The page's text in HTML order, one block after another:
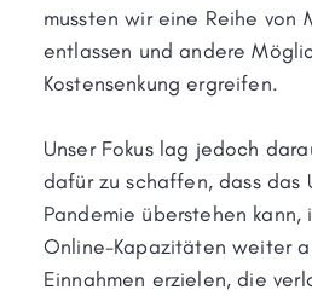
mussten wir eine Reihe von
entlassen und andere
Kostensenkung ergreifen.
Unser Fokus lag jedoch
dafür zu schaffen, dass das
Pandemie überstehen kann,
Online-Kapazitäten weiter
Einnahmen erzielen, die